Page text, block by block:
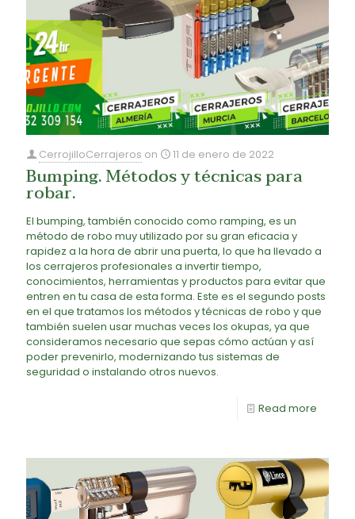
CerrojilloCerrajeros on 11 de enero de 2022
Bumping. Métodos y técnicas para
robar.
El bumping, también conocido como ramping, es un
método de robo muy utilizado por su gran eficacia y
rapidez a la hora de abrir una puerta, lo que ha llevado a
los cerrajeros profesionales a invertir tiempo,
conocimientos, herramientas y productos para evitar que
entren en tu casa de esta forma. Este es el segundo posts
en el que tratamos los métodos y técnicas de robo y que
también suelen usar muchas veces los okupas, ya que
consideramos necesario que sepas cómo actúan y así
poder prevenirlo, modernizando tus sistemas de
seguridad o instalando otros nuevos.
Read more